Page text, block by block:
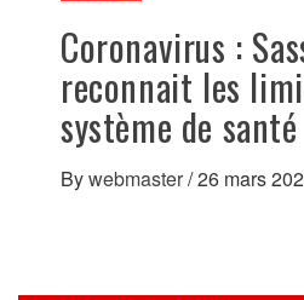
Coronavirus :
reconnait les
système de santé
Bywebmaster/26 mars